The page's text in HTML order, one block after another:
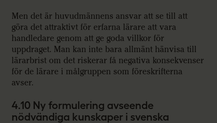
Men det är huvudmännens ansvar att se till att
göra det attraktivt för erfarna lärare att vara
handledare genom att ge goda villkor för
uppdraget. Man kan inte bara allmänt hänvisa till
lärarbrist om det riskerar få negativa konsekvenser
för de lärare i målgruppen som föreskrifterna
avser.
4.10 Ny formulering avseende
nödvändiga kunskaper i svenska